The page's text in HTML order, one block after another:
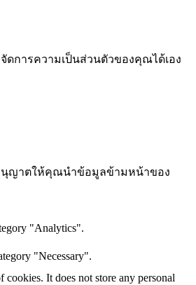
การความเป็นส่วนตัวของคุณได้เอง
อนุญาตให้คุณนำข้อมูลข้ามหน้าของ
"Analytics".
"Necessary".
It does not store any personal